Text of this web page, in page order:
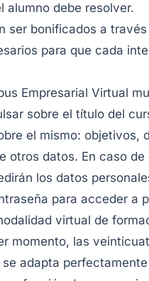
alumno debe resolver.
ser bonificados a
para que cada
Empresarial Virtual
sobre el título del
el mismo:
otros datos. En caso
los datos
para acceder a
virtual de
momento, las
adapta